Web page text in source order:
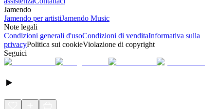
Jamendo
Jamendo per artistiJamendo Music
Note legali
Condizioni generali d'usoCondizioni di venditaInformativa sulla
privacyPolitica sui cookieViolazione di copyright
Seguici